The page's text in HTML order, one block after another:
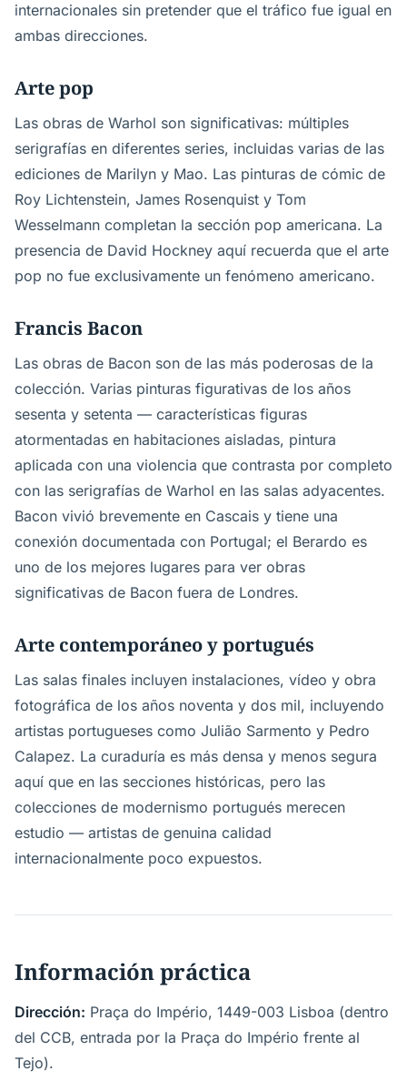
internacionales sin pretender que el tráfico fue igual en
ambas direcciones.
Arte pop
Las obras de Warhol son significativas: múltiples
serigrafías en diferentes series, incluidas varias de las
ediciones de Marilyn y Mao. Las pinturas de cómic de
Roy Lichtenstein, James Rosenquist y Tom
Wesselmann completan la sección pop americana. La
presencia de David Hockney aquí recuerda que el arte
pop no fue exclusivamente un fenómeno americano.
Francis Bacon
Las obras de Bacon son de las más poderosas de la
colección. Varias pinturas figurativas de los años
sesenta y setenta — características figuras
atormentadas en habitaciones aisladas, pintura
aplicada con una violencia que contrasta por completo
con las serigrafías de Warhol en las salas adyacentes.
Bacon vivió brevemente en Cascais y tiene una
conexión documentada con Portugal; el Berardo es
uno de los mejores lugares para ver obras
significativas de Bacon fuera de Londres.
Arte contemporáneo y portugués
Las salas finales incluyen instalaciones, vídeo y obra
fotográfica de los años noventa y dos mil, incluyendo
artistas portugueses como Julião Sarmento y Pedro
Calapez. La curaduría es más densa y menos segura
aquí que en las secciones históricas, pero las
colecciones de modernismo portugués merecen
estudio — artistas de genuina calidad
internacionalmente poco expuestos.
Información práctica
Dirección: Praça do Império, 1449-003 Lisboa (dentro
del CCB, entrada por la Praça do Império frente al
Tejo).